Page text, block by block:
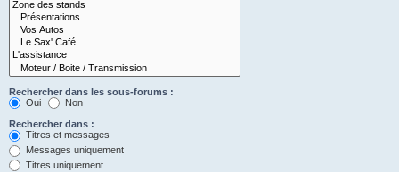
Rechercher dans les sous-forums :
Oui
Non
Rechercher dans :
Titres et messages
Messages uniquement
Titres uniquement